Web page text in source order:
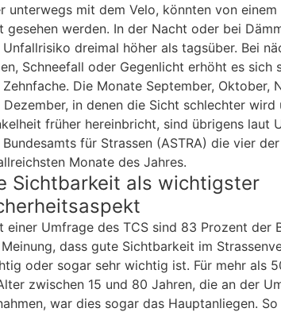
unterwegs mit dem Velo, könnten von einem
gesehen werden. In der Nacht oder bei
Unfallrisiko dreimal höher als tagsüber. Bei
Schneefall oder Gegenlicht erhöht es sich
Zehnfache. Die Monate September, Oktober,
Dezember, in denen die Sicht schlechter wird
früher hereinbricht, sind übrigens laut
Bundesamts für Strassen (ASTRA) die vier
Monate des Jahres.
Sichtbarkeit als wichtigster
einer Umfrage des TCS sind 83 Prozent der
dass gute Sichtbarkeit im
oder sogar sehr wichtig ist. Für mehr als
zwischen 15 und 80 Jahren, die an der
war dies sogar das Hauptanliegen.